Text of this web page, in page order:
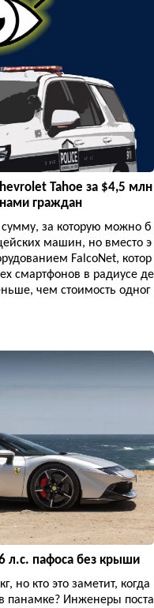
Tahoe за $4,5 млн
граждан
за которую можно б
машин, но вместо э
FalcoNet, котор
смартфонов в радиусе де
чем стоимость одног
л.с. пафоса без крыши
но кто это заметит, когда
панамке? Инженеры поста